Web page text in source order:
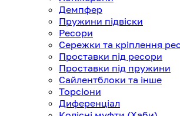
Демпфер
Пружини підвіски
Ресори
Сережки та кріплення
Проставки під ресори
Проставки під пружини
Сайлентблоки та інше
Торсіони
Диференціал